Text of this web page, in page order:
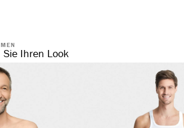
in eigener Produktionsstätte in Albstadt
Ihren Look